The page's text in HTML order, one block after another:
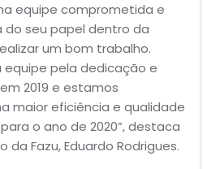
equipe comprometida e
seu papel dentro da
um bom trabalho.
pela dedicação e
2019 e estamos
maior eficiência e qualidade
o ano de 2020”, destaca
Fazu, Eduardo Rodrigues.